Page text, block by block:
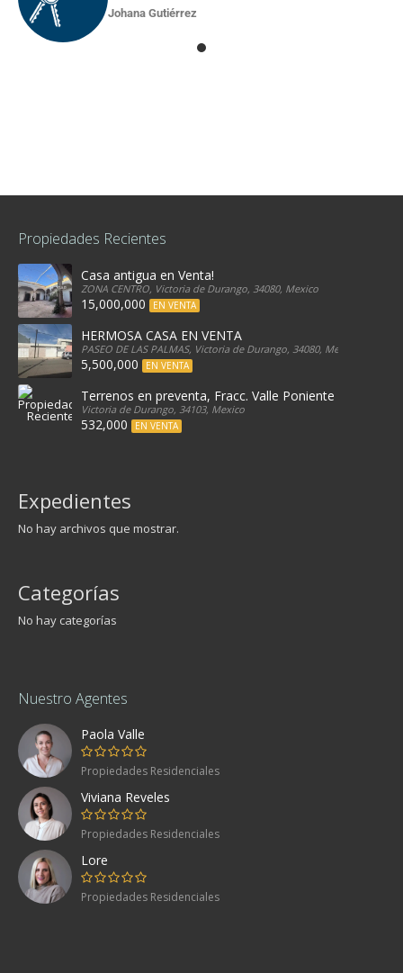
Johana Gutiérrez
Propiedades Recientes
Casa antigua en Venta!
ZONA CENTRO, Victoria de Durango, 34080, Mexico
15,000,000 EN VENTA
HERMOSA CASA EN VENTA
PASEO DE LAS PALMAS, Victoria de Durango, 34080, Mexico
5,500,000 EN VENTA
Terrenos en preventa, Fracc. Valle Poniente
Victoria de Durango, 34103, Mexico
532,000 EN VENTA
Expedientes
No hay archivos que mostrar.
Categorías
No hay categorías
Nuestro Agentes
Paola Valle
Propiedades Residenciales
Viviana Reveles
Propiedades Residenciales
Lore
Propiedades Residenciales